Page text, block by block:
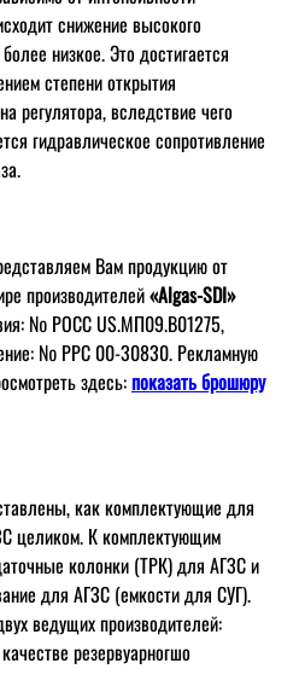
снижение высокого
низкое. Это достигается
степени открытия
регулятора, вследствие чего
гидравлическое сопротивление
Вам продукцию от
производителей«Algas-SDI»
№ РОСС US.МП09.В01275,
№ РРС 00-30830. Рекламную
здесь:показать брошюру
как комплектующие для
целиком. К комплектующим
колонки (ТРК) для АГЗС и
для АГЗС (емкости для СУГ).
ведущих производителей:
резервуарногшо